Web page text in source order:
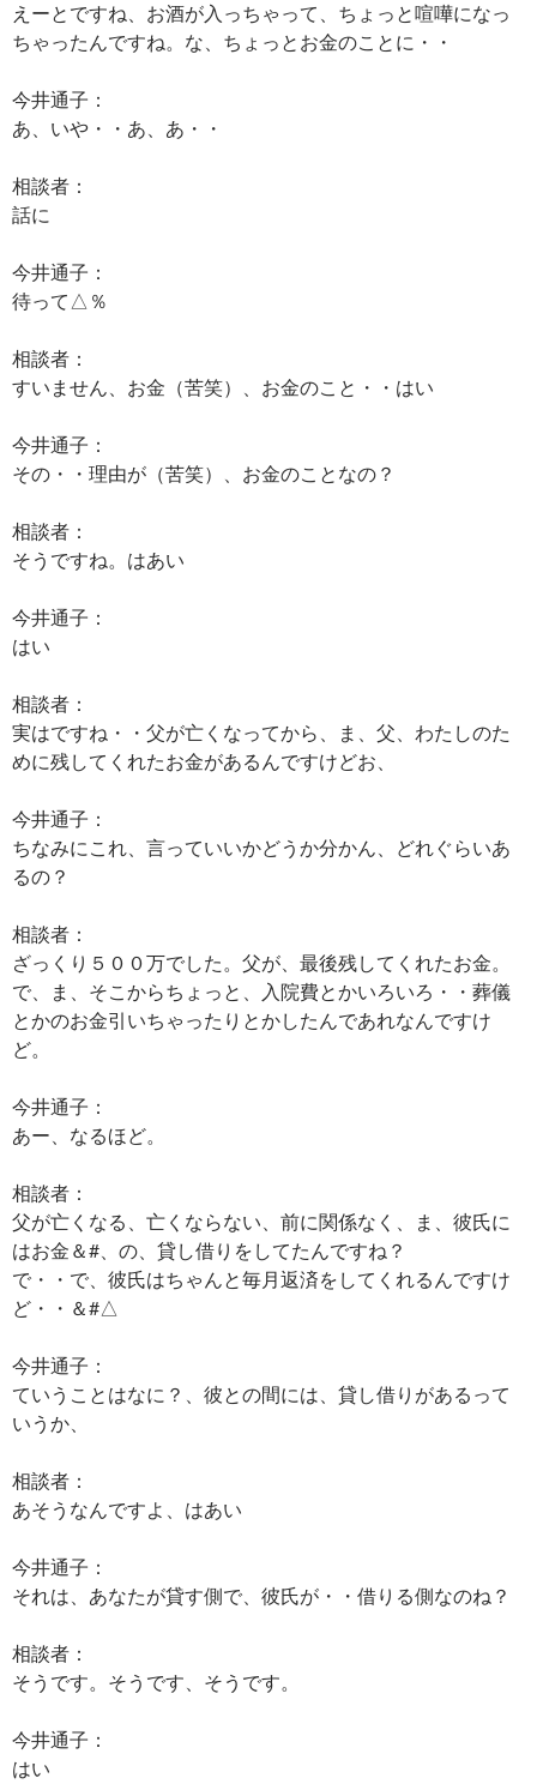
えーとですね、お酒が入っちゃって、ちょっと喧嘩になっ
ちゃったんですね。な、ちょっとお金のことに・・
今井通子：
あ、いや・・あ、あ・・
相談者：
話に
今井通子：
待って△％
相談者：
すいません、お金（苦笑）、お金のこと・・はい
今井通子：
その・・理由が（苦笑）、お金のことなの？
相談者：
そうですね。はあい
今井通子：
はい
相談者：
実はですね・・父が亡くなってから、ま、父、わたしのた
めに残してくれたお金があるんですけどお、
今井通子：
ちなみにこれ、言っていいかどうか分かん、どれぐらいあ
るの？
相談者：
ざっくり５００万でした。父が、最後残してくれたお金。
で、ま、そこからちょっと、入院費とかいろいろ・・葬儀
とかのお金引いちゃったりとかしたんであれなんですけ
ど。
今井通子：
あー、なるほど。
相談者：
父が亡くなる、亡くならない、前に関係なく、ま、彼氏に
はお金＆#、の、貸し借りをしてたんですね？
で・・で、彼氏はちゃんと毎月返済をしてくれるんですけ
ど・・＆#△
今井通子：
ていうことはなに？、彼との間には、貸し借りがあるって
いうか、
相談者：
あそうなんですよ、はあい
今井通子：
それは、あなたが貸す側で、彼氏が・・借りる側なのね？
相談者：
そうです。そうです、そうです。
今井通子：
はい